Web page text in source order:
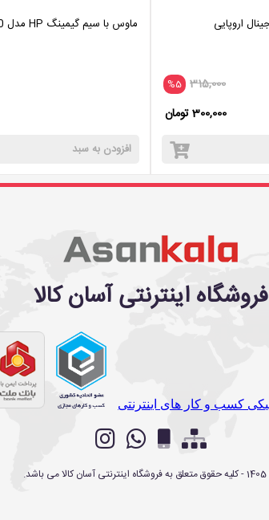
%5 315,000
300,000 تومان
ماوس با سیم گیمینگ HP مدل G160
افزودن به سبد
فروشگاه اینترنتی آسان کالا
1405- کلیه حقوق متعلق بهفروشگاه اینترنتی آسان کالامی باشد.